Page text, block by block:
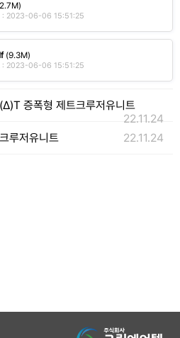
: 2023-06-06 15:51:25
(9.3M)
: 2023-06-06 15:51:25
증폭형 제트크루저유니트
22.11.24
루저유니트 22.11.24